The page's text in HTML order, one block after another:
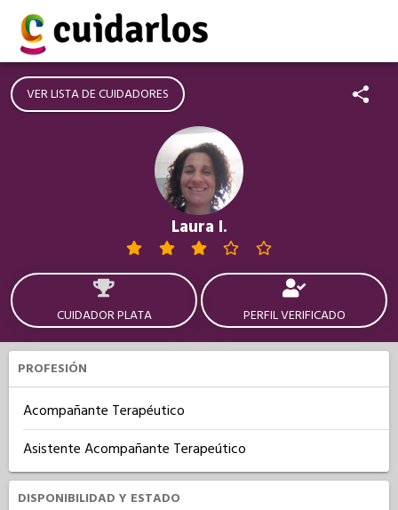
VER LISTA DE CUIDADORES
Laura I.
CUIDADOR PLATA PERFIL VERIFICADO
PROFESIÓN
Acompañante Terapéutico
Asistente Acompañante Terapeútico
DISPONIBILIDAD Y ESTADO